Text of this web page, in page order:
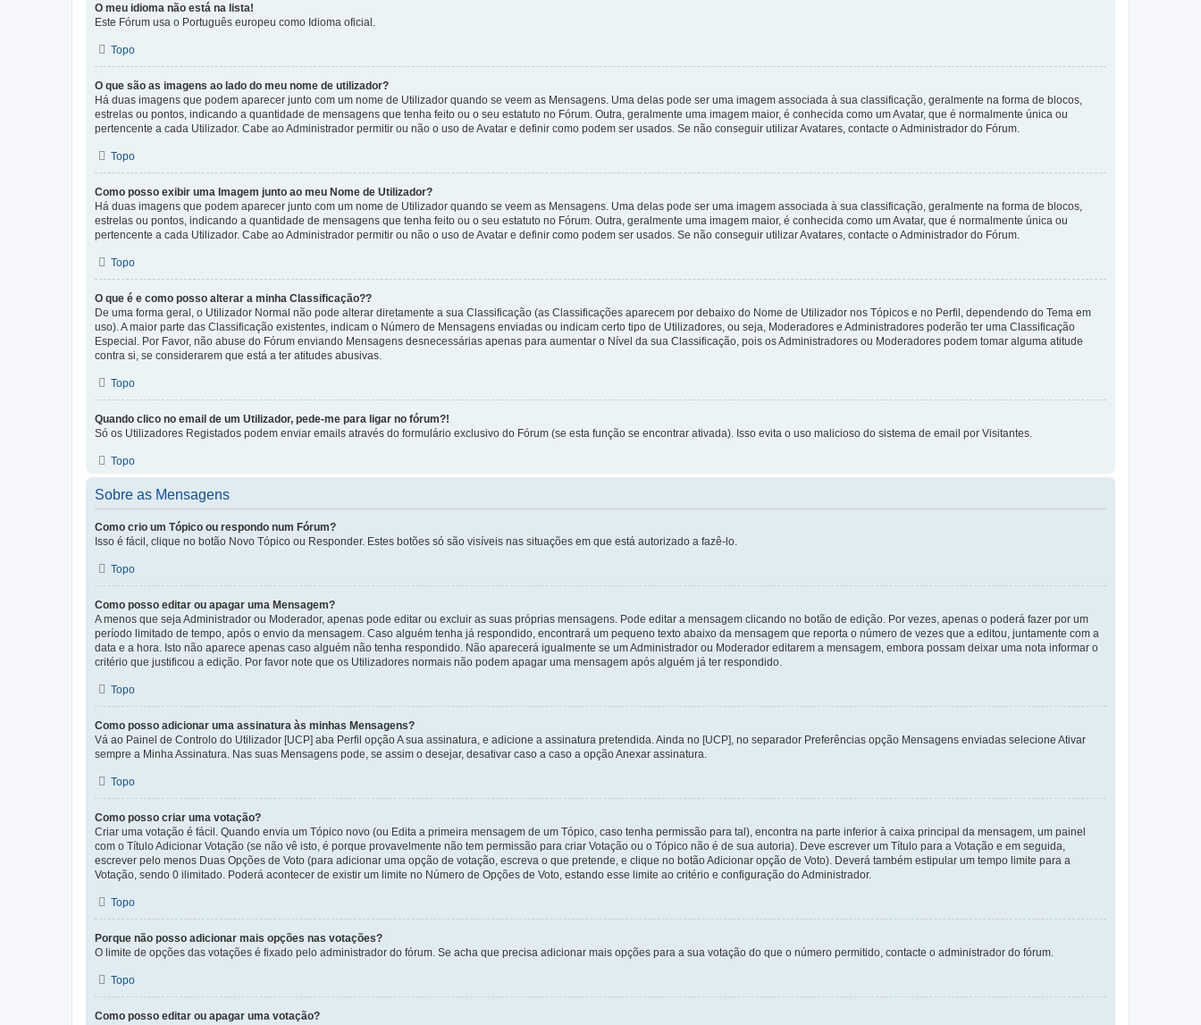
O meu idioma não está na lista!
Este Fórum usa o Português europeu como Idioma oficial.
Topo
O que são as imagens ao lado do meu nome de utilizador?
Há duas imagens que podem aparecer junto com um nome de Utilizador quando se veem as Mensagens. Uma delas pode ser uma imagem associada à sua classificação, geralmente na forma de blocos,
estrelas ou pontos, indicando a quantidade de mensagens que tenha feito ou o seu estatuto no Fórum. Outra, geralmente uma imagem maior, é conhecida como um Avatar, que é normalmente única ou
pertencente a cada Utilizador. Cabe ao Administrador permitir ou não o uso de Avatar e definir como podem ser usados. Se não conseguir utilizar Avatares, contacte o Administrador do Fórum.
Topo
Como posso exibir uma Imagem junto ao meu Nome de Utilizador?
Há duas imagens que podem aparecer junto com um nome de Utilizador quando se veem as Mensagens. Uma delas pode ser uma imagem associada à sua classificação, geralmente na forma de blocos,
estrelas ou pontos, indicando a quantidade de mensagens que tenha feito ou o seu estatuto no Fórum. Outra, geralmente uma imagem maior, é conhecida como um Avatar, que é normalmente única ou
pertencente a cada Utilizador. Cabe ao Administrador permitir ou não o uso de Avatar e definir como podem ser usados. Se não conseguir utilizar Avatares, contacte o Administrador do Fórum.
Topo
O que é e como posso alterar a minha Classificação??
De uma forma geral, o Utilizador Normal não pode alterar diretamente a sua Classificação (as Classificações aparecem por debaixo do Nome de Utilizador nos Tópicos e no Perfil, dependendo do Tema em
uso). A maior parte das Classificação existentes, indicam o Número de Mensagens enviadas ou indicam certo tipo de Utilizadores, ou seja, Moderadores e Administradores poderão ter uma Classificação
Especial. Por Favor, não abuse do Fórum enviando Mensagens desnecessárias apenas para aumentar o Nível da sua Classificação, pois os Administradores ou Moderadores podem tomar alguma atitude
contra si, se considerarem que está a ter atitudes abusivas.
Topo
Quando clico no email de um Utilizador, pede-me para ligar no fórum?!
Só os Utilizadores Registados podem enviar emails através do formulário exclusivo do Fórum (se esta função se encontrar ativada). Isso evita o uso malicioso do sistema de email por Visitantes.
Topo
Sobre as Mensagens
Como crio um Tópico ou respondo num Fórum?
Isso é fácil, clique no botão Novo Tópico ou Responder. Estes botões só são visíveis nas situações em que está autorizado a fazê-lo.
Topo
Como posso editar ou apagar uma Mensagem?
A menos que seja Administrador ou Moderador, apenas pode editar ou excluir as suas próprias mensagens. Pode editar a mensagem clicando no botão de edição. Por vezes, apenas o poderá fazer por um
período limitado de tempo, após o envio da mensagem. Caso alguém tenha já respondido, encontrará um pequeno texto abaixo da mensagem que reporta o número de vezes que a editou, juntamente com a
data e a hora. Isto não aparece apenas caso alguém não tenha respondido. Não aparecerá igualmente se um Administrador ou Moderador editarem a mensagem, embora possam deixar uma nota informar o
critério que justificou a edição. Por favor note que os Utilizadores normais não podem apagar uma mensagem após alguém já ter respondido.
Topo
Como posso adicionar uma assinatura às minhas Mensagens?
Vá ao Painel de Controlo do Utilizador [UCP] aba Perfil opção A sua assinatura, e adicione a assinatura pretendida. Ainda no [UCP], no separador Preferências opção Mensagens enviadas selecione Ativar
sempre a Minha Assinatura. Nas suas Mensagens pode, se assim o desejar, desativar caso a caso a opção Anexar assinatura.
Topo
Como posso criar uma votação?
Criar uma votação é fácil. Quando envia um Tópico novo (ou Edita a primeira mensagem de um Tópico, caso tenha permissão para tal), encontra na parte inferior à caixa principal da mensagem, um painel
com o Título Adicionar Votação (se não vê isto, é porque provavelmente não tem permissão para criar Votação ou o Tópico não é de sua autoria). Deve escrever um Título para a Votação e em seguida,
escrever pelo menos Duas Opções de Voto (para adicionar uma opção de votação, escreva o que pretende, e clique no botão Adicionar opção de Voto). Deverá também estipular um tempo limite para a
Votação, sendo 0 ilimitado. Poderá acontecer de existir um limite no Número de Opções de Voto, estando esse limite ao critério e configuração do Administrador.
Topo
Porque não posso adicionar mais opções nas votações?
O limite de opções das votações é fixado pelo administrador do fórum. Se acha que precisa adicionar mais opções para a sua votação do que o número permitido, contacte o administrador do fórum.
Topo
Como posso editar ou apagar uma votação?